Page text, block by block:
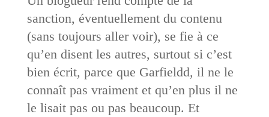
sanction, éventuellement du contenu
(sans toujours aller voir), se fie à ce
qu’en disent les autres, surtout si c’est
bien écrit, parce que Garfieldd, il ne le
connaît pas vraiment et qu’en plus il ne
le lisait pas ou pas beaucoup. Et